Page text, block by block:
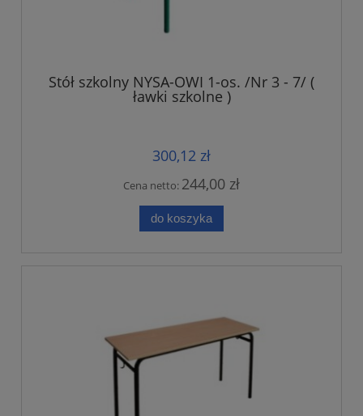
Stół szkolny NYSA-OWI 1-os. /Nr 3 - 7/ (
ławki szkolne )
300,12 zł
Cena netto: 244,00 zł
do koszyka